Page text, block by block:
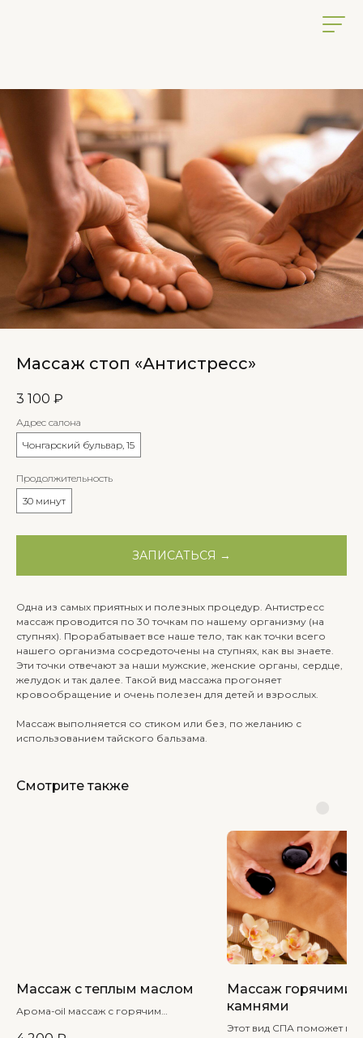
Массаж стоп «Антистресс»
3 100 ₽
Адрес салона
Чонгарский бульвар, 15
Продолжительность
30 минут
ЗАПИСАТЬСЯ →
Одна из самых приятных и полезных процедур. Антистресс
массаж проводится по 30 точкам по нашему организму (на
ступнях). Прорабатывает все наше тело, так как точки всего
нашего организма сосредоточены на ступнях, как вы знаете.
Эти точки отвечают за наши мужские, женские органы, сердце,
желудок и так далее. Такой вид массажа прогоняет
кровообращение и очень полезен для детей и взрослых.
Массаж выполняется со стиком или без, по желанию с
использованием тайского бальзама.
Смотрите также
Массаж с теплым маслом
Арома-oil массаж с горячим
Массаж горячими
камнями
Этот вид СПА поможет